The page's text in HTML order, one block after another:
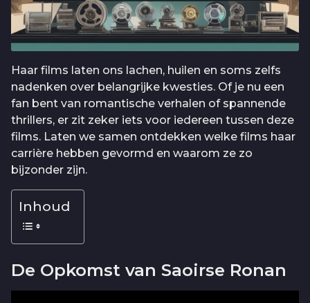
Haar films laten ons lachen, huilen en soms zelfs
nadenken over belangrijke kwesties. Of je nu een
fan bent van romantische verhalen of spannende
thrillers, er zit zeker iets voor iedereen tussen deze
films. Laten we samen ontdekken welke films haar
carrière hebben gevormd en waarom ze zo
bijzonder zijn.
Inhoud
De Opkomst van Saoirse Ronan